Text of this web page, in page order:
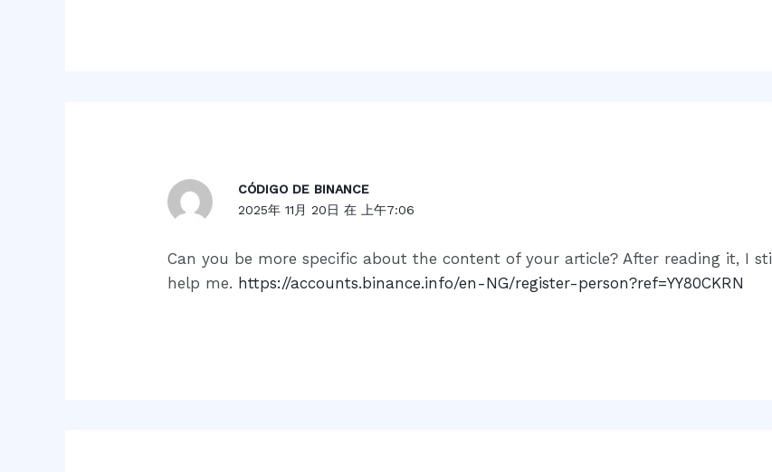
CÓDIGO DE BINANCE
2025年 11月 20日 在 上午7:06
Can you be more specific about the content of your article? After reading it, I
help me. https://accounts.binance.info/en-NG/register-person?ref=YY80CKRN